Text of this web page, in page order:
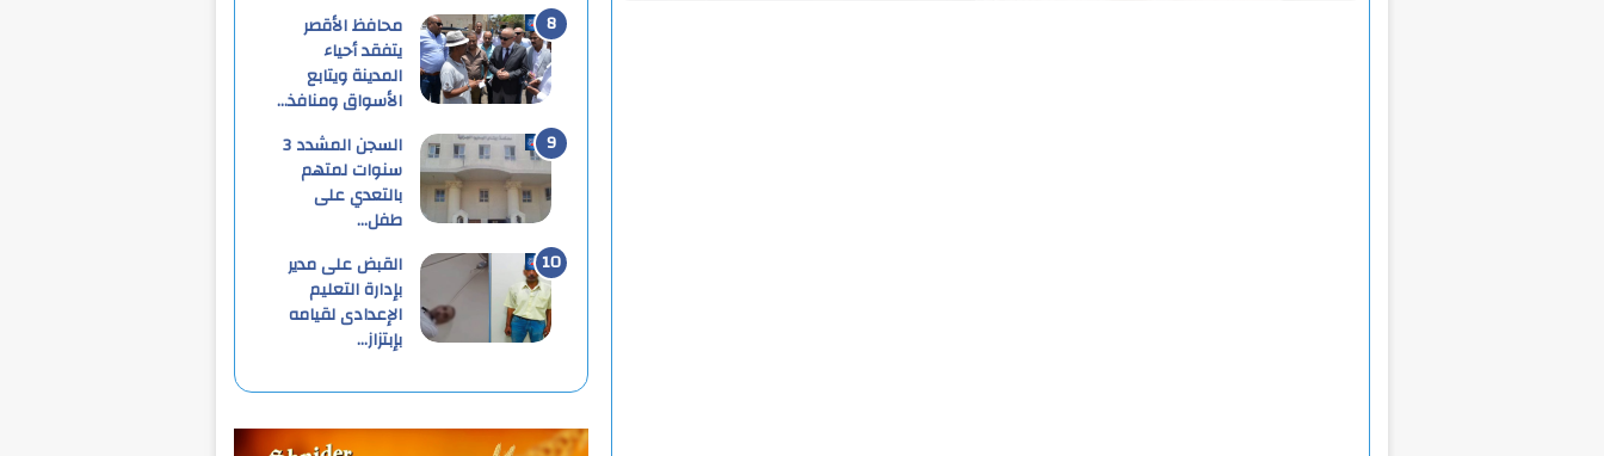
محافظ الأقصر
يتفقد أحياء
المدينة ويتابع
الأسواق ومنافذ…
السجن المشدد 3
سنوات لمتهم
بالتعدي على
طفل…
القبض على مدير
بإدارة التعليم
الإعدادى لقيامه
بإبتزاز…